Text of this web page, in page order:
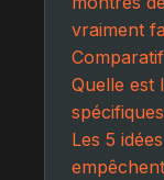
vraiment
Quelle est
Les 5